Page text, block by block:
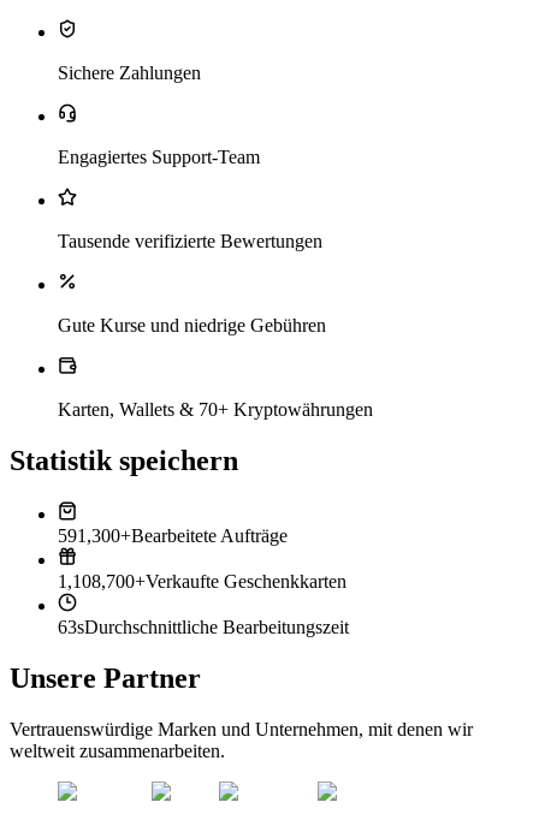
Sichere Zahlungen
Engagiertes Support-Team
Tausende verifizierte Bewertungen
Gute Kurse und niedrige Gebühren
Karten, Wallets & 70+ Kryptowährungen
Statistik speichern
591,300+Bearbeitete Aufträge
1,108,700+Verkaufte Geschenkkarten
63sDurchschnittliche Bearbeitungszeit
Unsere Partner
Vertrauenswürdige Marken und Unternehmen, mit denen wir
weltweit zusammenarbeiten.